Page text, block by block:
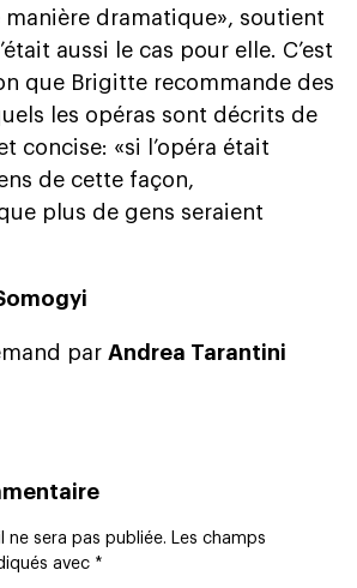
manière dramatique», soutient
aussi le cas pour elle. C’est
que Brigitte recommande des
les opéras sont décrits de
concise: «si l’opéra était
de cette façon,
plus de gens seraient
par Andrea Tarantini
ne sera pas publiée. Les champs
avec *